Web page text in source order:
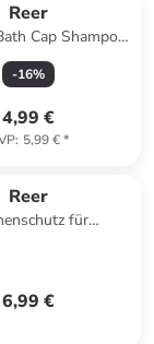
Reer
Cap Shampoo
Blau ab 6 Jahre
-16%
4,99 €
: 5,99 €*
Reer
für
6,99 €